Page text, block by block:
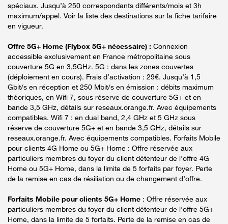
spéciaux. Jusqu’à 250 correspondants différents/mois et 3h
maximum/appel. Voir la liste des destinations sur la fiche tarifaire
en vigueur.
Offre 5G+ Home (Flybox 5G+ nécessaire) : Connexion
accessible exclusivement en France métropolitaine sous
couverture 5G en 3,5GHz. 5G : dans les zones couvertes
(déploiement en cours). Frais d’activation : 29€. Jusqu’à 1,5
Gbit/s en réception et 250 Mbit/s en émission : débits maximum
théoriques, en Wifi 7, sous réserve de couverture 5G+ et en
bande 3,5 GHz, détails sur reseaux.orange.fr. Avec équipements
compatibles. Wifi 7 : en dual band, 2,4 GHz et 5 GHz sous
réserve de couverture 5G+ et en bande 3,5 GHz, détails sur
reseaux.orange.fr. Avec équipements compatibles. Forfaits Mobile
pour clients 4G Home ou 5G+ Home : Offre réservée aux
particuliers membres du foyer du client détenteur de l'offre 4G
Home ou 5G+ Home, dans la limite de 5 forfaits par foyer. Perte
de la remise en cas de résiliation ou de changement d’offre.
Forfaits Mobile pour clients 5G+ Home : Offre réservée aux
particuliers membres du foyer du client détenteur de l'offre 5G+
Home, dans la limite de 5 forfaits. Perte de la remise en cas de